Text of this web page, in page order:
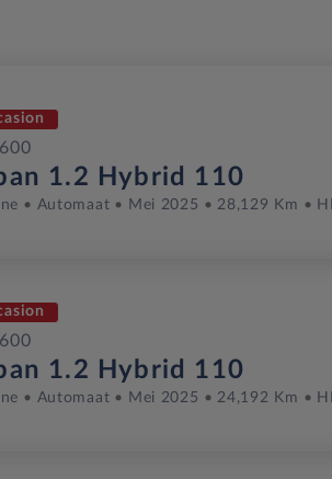
1.2 Hybrid 110
Automaat Mei 2025 28,129 Km
1.2 Hybrid 110
Automaat Mei 2025 24,192 Km